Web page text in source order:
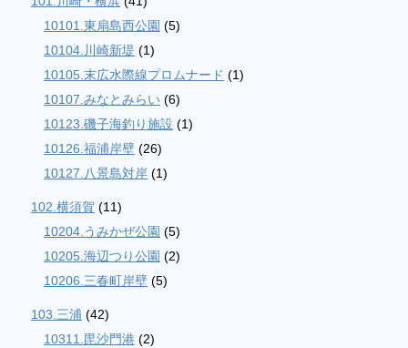
10101.東扇島西公園 (5)
10104.川崎新堤 (1)
10105.末広水際線プロムナード (1)
10107.みなとみらい (6)
10123.磯子海釣り施設 (1)
10126.福浦岸壁 (26)
10127.八景島対岸 (1)
102.横須賀 (11)
10204.うみかぜ公園 (5)
10205.海辺つり公園 (2)
10206.三春町岸壁 (5)
103.三浦 (42)
10311.毘沙門港 (2)